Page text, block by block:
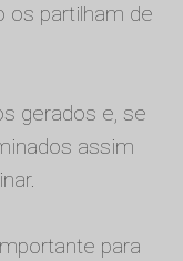
os partilham de
gerados e, se
assim
para